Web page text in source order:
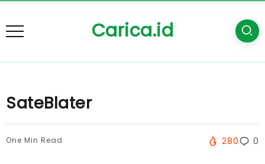
Carica.id
SateBlater
One Min Read 280 0